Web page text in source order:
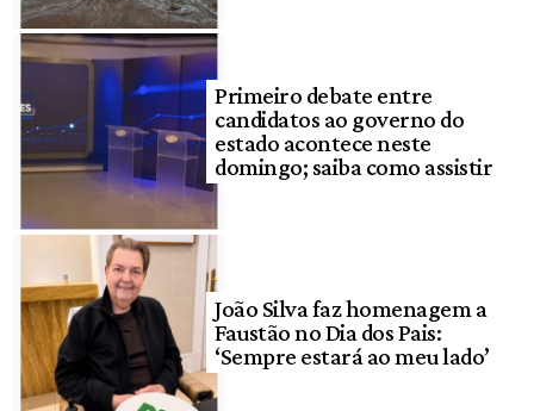
Primeiro debate entre
candidatos ao governo do
estado acontece neste
domingo; saiba como assistir
João Silva faz homenagem a
Faustão no Dia dos Pais:
‘Sempre estará ao meu lado’